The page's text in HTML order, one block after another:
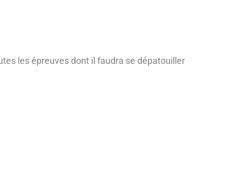
les épreuves dont il faudra se dépatouiller